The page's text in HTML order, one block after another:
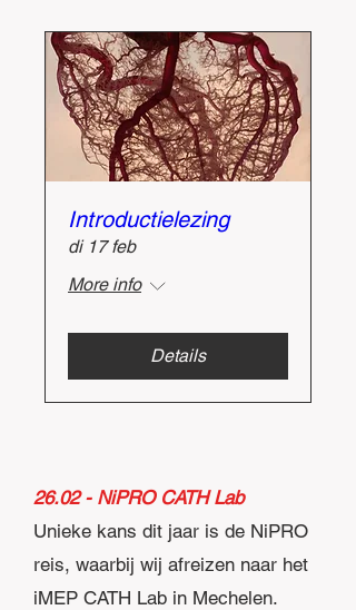
Introductielezing
di 17 feb
More info
Details
26.02 - NiPRO CATH Lab
Unieke kans dit jaar is de NiPRO
reis, waarbij wij afreizen naar het
iMEP CATH Lab in Mechelen.